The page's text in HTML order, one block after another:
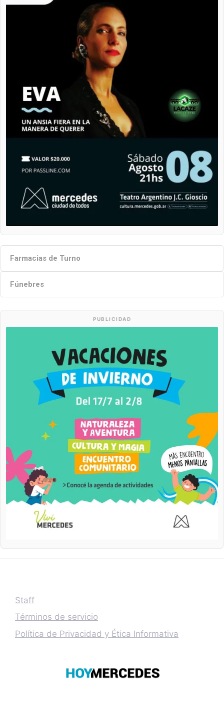
Farmacias de Turno
Fúnebres
PUBLICIDAD
Staff
Términos de servicio
Política de Privacidad y Ética Informativa